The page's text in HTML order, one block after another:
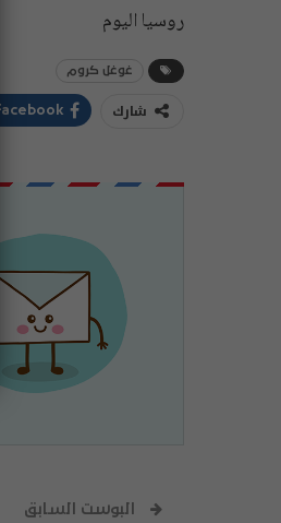
روسيا اليوم
غوغل كروم
شارك
البوست السابق